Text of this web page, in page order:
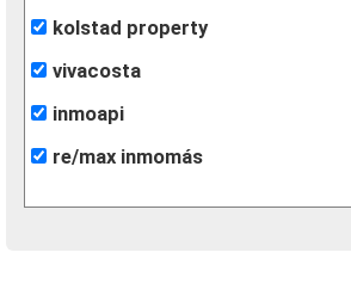
kolstad property
vivacosta
inmoapi
re/max inmomás